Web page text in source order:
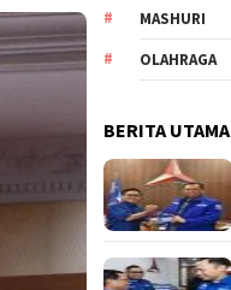
MASHURI
OLAHRAGA
BERITA UTAMA